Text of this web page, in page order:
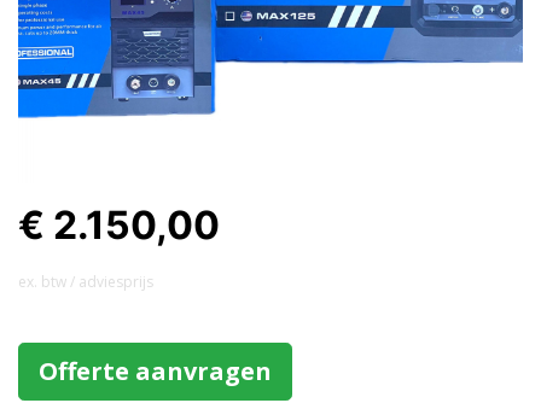
€ 2.150,00
ex. btw / adviesprijs
Offerte aanvragen